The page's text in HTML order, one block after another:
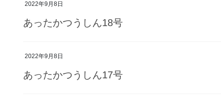
2022年9月8日
あったかつうしん18号
2022年9月8日
あったかつうしん17号